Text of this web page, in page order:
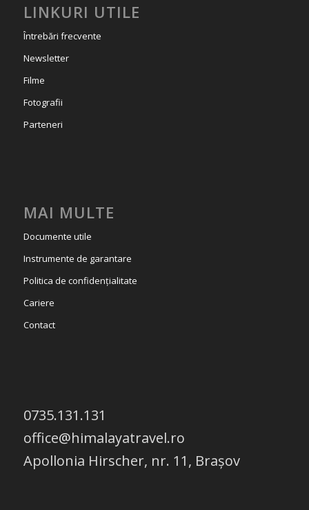
LINKURI UTILE
Întrebări frecvente
Newsletter
Filme
Fotografii
Parteneri
MAI MULTE
Documente utile
Instrumente de garantare
Politica de confidențialitate
Cariere
Contact
0735.131.131
office@himalayatravel.ro
Apollonia Hirscher, nr. 11, Brașov